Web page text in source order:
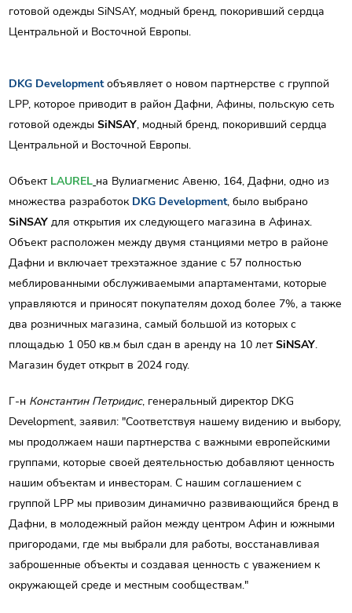
готовой одежды SiNSAY, модный бренд, покоривший сердца
Центральной и Восточной Европы.
DKG Developmentобъявляет о новом партнерстве с группой
LPP, которое приводит в район Дафни, Афины, польскую сеть
готовой одеждыSiNSAY, модный бренд, покоривший сердца
Центральной и Восточной Европы.
Объект LAUREL на Вулиагменис Авеню, 164, Дафни, одно из
множества разработок DKG Development, было выбрано
SiNSAYдля открытия их следующего магазина в Афинах.
Объект расположен между двумя станциями метро в районе
Дафни и включает трехэтажное здание с 57 полностью
меблированными обслуживаемыми апартаментами, которые
управляются и приносят покупателям доход более 7%, а также
два розничных магазина, самый большой из которых с
площадью 1 050 кв.м был сдан в аренду на 10 летSiNSAY.
Магазин будет открыт в 2024 году.
Г-н Константин Петридис, генеральный директор DKG
Development, заявил: "Соответствуя нашему видению и выбору,
мы продолжаем наши партнерства с важными европейскими
группами, которые своей деятельностью добавляют ценность
нашим объектам и инвесторам. С нашим соглашением с
группой LPP мы привозим динамично развивающийся бренд в
Дафни, в молодежный район между центром Афин и южными
пригородами, где мы выбрали для работы, восстанавливая
заброшенные объекты и создавая ценность с уважением к
окружающей среде и местным сообществам."